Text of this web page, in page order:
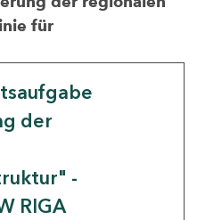
für
der
-
RIGA